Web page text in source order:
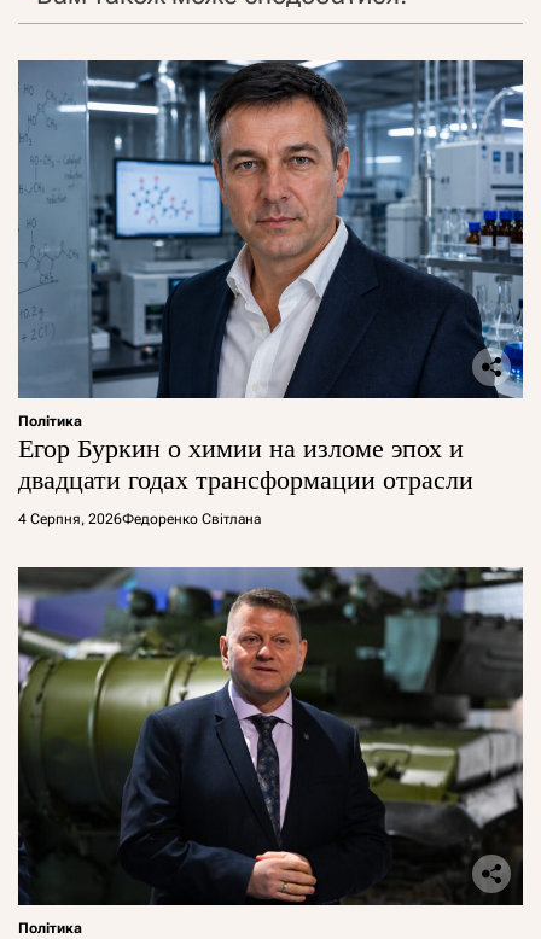
Політика
Егор Буркин о химии на изломе эпох и
двадцати годах трансформации отрасли
4 Серпня, 2026Федоренко Світлана
Політика